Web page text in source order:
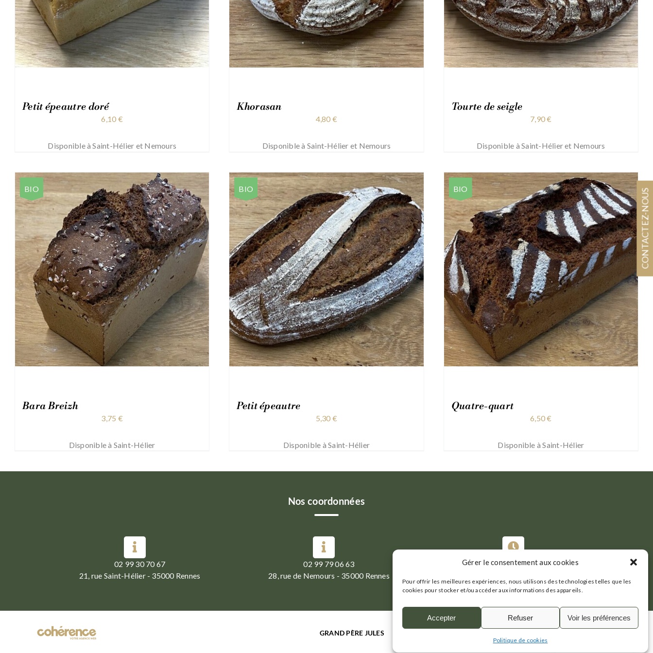
Gérer le consentement aux cookies
Pour offrir les meilleures expériences, nous utilisons des technologies telles que les
cookies pour stocker et/ou accéder aux informations des appareils.
Accepter Refuser Voir les préférences
Politique de cookies
Petit épeautre doré
6,10 €
Disponible à Saint-Hélier et Nemours
Khorasan
4,80 €
Disponible à Saint-Hélier et Nemours
Tourte de seigle
7,90€
Disponible à Saint-Hélier et Nemours
BIO
Bara Breizh
3,75 €
Disponible à Saint-Hélier
BIO
Petit épeautre
5,30 €
Disponible à Saint-Hélier
BIO
Quatre-quart
6,50€
Disponible à Saint-Hélier
Nos coordonnées
02 99 30 70 67
21, rue Saint-Hélier - 35000 Rennes
02 99 79 06 63
28, rue de Nemours - 35000 Rennes
Du Mardi au Samedi :
GRAND PÈRE JULES
CONTACTEZ-NOUS